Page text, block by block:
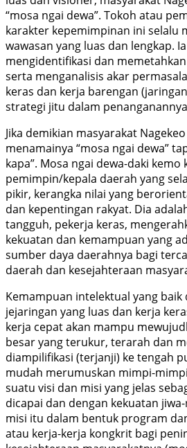
“mosa ngai dewa”. Tokoh atau
karakter kepemimpinan ini selalu
wawasan yang luas dan lengkap.
mengidentifikasi dan
serta menganalisis akar
keras dan kerja barengan
strategi jitu dalam
Jika demikian masyarakat
menamainya “mosa ngai dewa”
kapa”. Mosa ngai dewa-daki kemo
pemimpin/kepala daerah yang
pikir, kerangka nilai yang
dan kepentingan rakyat. Dia
tangguh, pekerja keras,
kekuatan dan kemampuan yang
sumber daya daerahnya bagi
daerah dan kesejahteraan
Kemampuan intelektual yang
jejaringan yang luas dan kerja
kerja cepat akan mampu
besar yang terukur, terarah dan
diampilifikasi (terjanji) ke tengah
mudah merumuskan mimpi-
suatu visi dan misi yang jelas
dicapai dan dengan kekuatan
misi itu dalam bentuk program
atau kerja-kerja kongkrit bagi